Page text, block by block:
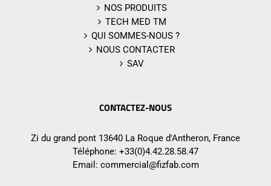
NOS PRODUITS
TECH MED TM
QUI SOMMES-NOUS ?
NOUS CONTACTER
SAV
CONTACTEZ-NOUS
Zi du grand pont 13640 La Roque d'Antheron, France
Téléphone: +33(0)4.42.28.58.47
Email: commercial@fizfab.com